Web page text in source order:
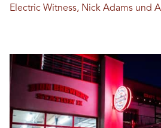
Electric Witness, Nick Adams und